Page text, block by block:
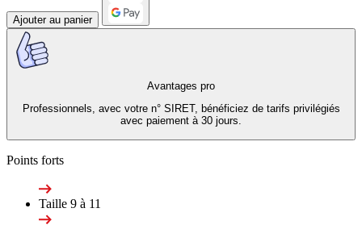
Ajouter au panier
Avantages pro
Professionnels, avec votre n° SIRET, bénéficiez de tarifs privilégiés
avec paiement à 30 jours.
Points forts
Taille 9 à 11